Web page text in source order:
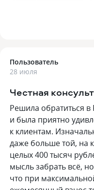
Пользователь
28 июля
Честная
Решила обратиться в
и была приятно
к клиентам.
даже больше той, на
целых 400 тысяч
мысль забрать всё,
что при